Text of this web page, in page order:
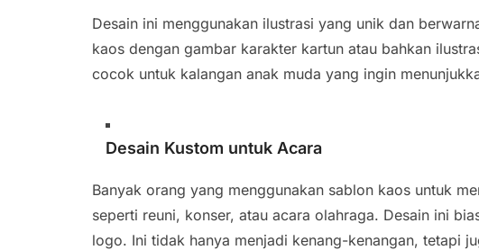
Desain ini menggunakan ilustrasi yang unik dan
kaos dengan gambar karakter kartun atau bahkan
cocok untuk kalangan anak muda yang ingin
Desain Kustom untuk Acara
Banyak orang yang menggunakan sablon kaos untuk
seperti reuni, konser, atau acara olahraga. Desain ini
logo. Ini tidak hanya menjadi kenang-kenangan, tetapi